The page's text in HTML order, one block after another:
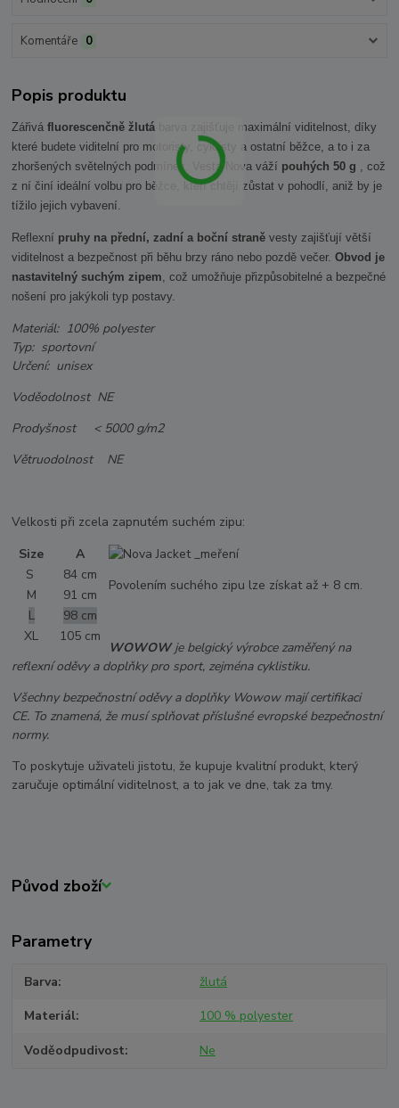
Komentáře 0
Popis produktu
Zářiváfluorescenčně žlutá barva zajišťuje maximální viditelnost, díky
které budete viditelní pro motoristy, cyklisty a ostatní běžce, a to i za
zhoršených světelných podmínek. Vesta Nova váží pouhých 50 g , což
z ní činí ideální volbu pro běžce, kteří chtějí zůstat v pohodlí, aniž by je
tížilo jejich vybavení.
Reflexní pruhy na přední, zadní a boční straně vesty zajišťují větší
viditelnost a bezpečnost při běhu brzy ráno nebo pozdě večer.Obvod je
nastavitelný suchým zipem , což umožňuje přizpůsobitelné a bezpečné
nošení pro jakýkoli typ postavy.
Materiál: 100% polyester
Typ: sportovní
Určení: unisex
Voděodolnost NE
Prodyšnost < 5000 g/m2
Větruodolnost NE
Velkosti při zcela zapnutém suchém zipu:
Size
A
S
84 cm
M
91 cm
L
98 cm
XL
105 cm
Povolením suchého zipu lze získat až + 8 cm.
WOWOWje belgický výrobce zaměřený na
reflexní oděvy a doplňky pro sport, zejména cyklistiku.
Všechny bezpečnostní oděvy a doplňky Wowow mají certifikaci
CE. To znamená, že musí splňovat příslušné evropské bezpečnostní
normy.
To poskytuje uživateli jistotu, že kupuje kvalitní produkt, který
zaručuje optimální viditelnost, a to jak ve dne, tak za tmy.
Původ zboží
Parametry
Barva žlutá
Materiál 100 % polyester
Voděodpudivost Ne